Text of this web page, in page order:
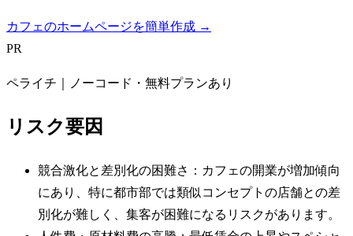
カフェのホームページを簡単作成 →
PR
ペライチ｜ノーコード・無料プランあり
リスク要因
競合激化と差別化の困難さ：カフェの開業が増加傾向
にあり、特に都市部では類似コンセプトの店舗との差
別化が難しく、集客が困難になるリスクがあります。